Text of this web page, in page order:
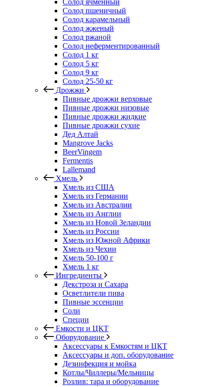
Солод ячменный
Солод пшеничный
Солод карамельный
Солод жженый
Солод ржаной
Солод неферментированный
Солод 1 кг
Солод 5 кг
Солод 9 кг
Солод 25-50 кг
Дрожжи
Пивные дрожжи верховые
Пивные дрожжи низовые
Пивные дрожжи жидкие
Пивные дрожжи сухие
Дед Алтай
Mangrove Jacks
BeerVingem
Fermentis
Lallemand
Хмель
Хмель из США
Хмель из Германии
Хмель из Австралии
Хмель из Англии
Хмель из Новой Зеландии
Хмель из России
Хмель из Южной Африки
Хмель из Чехии
Хмель 50-100 г
Хмель 1 кг
Ингредиенты
Декстроза и Сахара
Осветлители пива
Пивные эссенции
Соли
Специи
Емкости и ЦКТ
Оборудование
Аксессуары к Емкостям и ЦКТ
Аксессуары и доп. оборудование
Дезинфекция и мойка
Котлы/Чиллеры/Мельницы
Розлив: тара и оборудование